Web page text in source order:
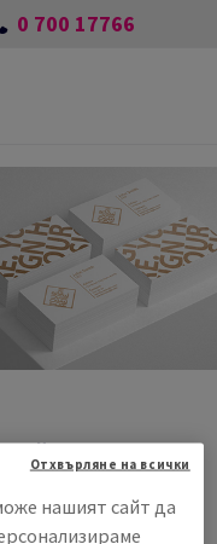
0 700 17766
нашият сайт да
Отхвърляне на всички